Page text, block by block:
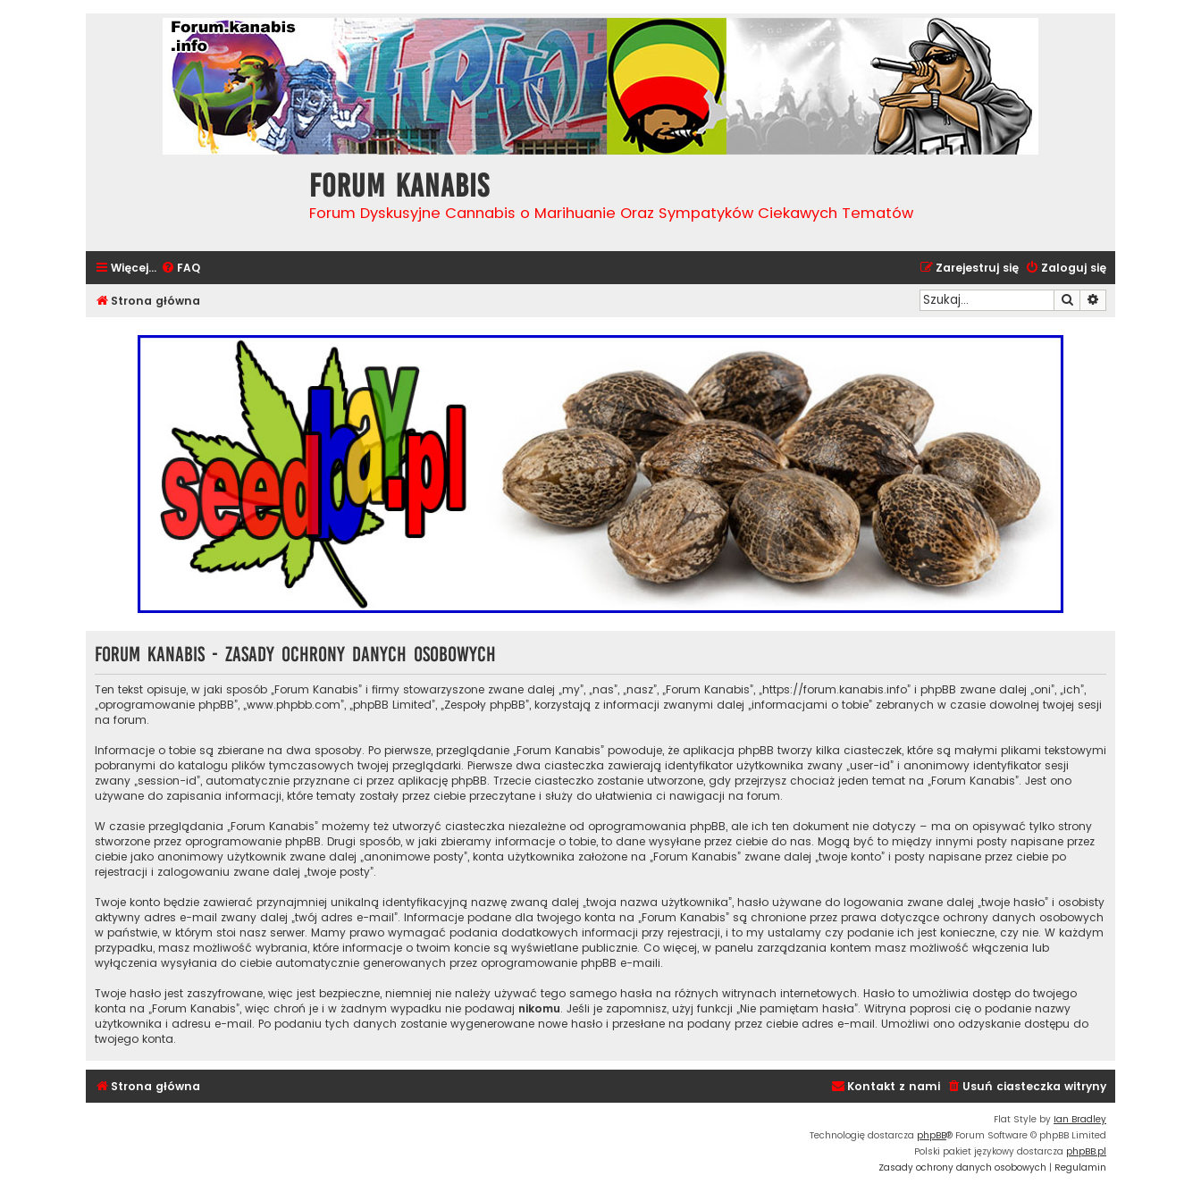
Forum Kanabis
Forum Dyskusyjne Cannabis o Marihuanie Oraz Sympatyków Ciekawych Tematów
Więcej… FAQ Zaloguj się
Zarejestruj się
Strona główna Szukaj
Forum Kanabis - Zasady ochrony danych osobowych
Ten tekst opisuje, w jaki sposób „Forum Kanabis” i firmy stowarzyszone zwane dalej „my”, „nas”, „nasz”, „Forum Kanabis”, „https://forum.kanabis.info” i phpBB zwane dalej „oni”, „ich”,
„oprogramowanie phpBB”, „www.phpbb.com”, „phpBB Limited”, „Zespoły phpBB”, korzystają z informacji zwanymi dalej „informacjami o tobie” zebranych w czasie dowolnej twojej sesji
na forum.
Informacje o tobie są zbierane na dwa sposoby. Po pierwsze, przeglądanie „Forum Kanabis” powoduje, że aplikacja phpBB tworzy kilka ciasteczek, które są małymi plikami tekstowymi
pobranymi do katalogu plików tymczasowych twojej przeglądarki. Pierwsze dwa ciasteczka zawierają identyfikator użytkownika zwany „user-id” i anonimowy identyfikator sesji
zwany „session-id”, automatycznie przyznane ci przez aplikację phpBB. Trzecie ciasteczko zostanie utworzone, gdy przejrzysz chociaż jeden temat na „Forum Kanabis”. Jest ono
używane do zapisania informacji, które tematy zostały przez ciebie przeczytane i służy do ułatwienia ci nawigacji na forum.
W czasie przeglądania „Forum Kanabis” możemy też utworzyć ciasteczka niezależne od oprogramowania phpBB, ale ich ten dokument nie dotyczy – ma on opisywać tylko strony
stworzone przez oprogramowanie phpBB. Drugi sposób, w jaki zbieramy informacje o tobie, to dane wysyłane przez ciebie do nas. Mogą być to między innymi posty napisane przez
ciebie jako anonimowy użytkownik zwane dalej „anonimowe posty”, konta użytkownika założone na „Forum Kanabis” zwane dalej „twoje konto” i posty napisane przez ciebie po
rejestracji i zalogowaniu zwane dalej „twoje posty”.
Twoje konto będzie zawierać przynajmniej unikalną identyfikacyjną nazwę zwaną dalej „twoja nazwa użytkownika”, hasło używane do logowania zwane dalej „twoje hasło” i osobisty
aktywny adres e-mail zwany dalej „twój adres e-mail”. Informacje podane dla twojego konta na „Forum Kanabis” są chronione przez prawa dotyczące ochrony danych osobowych
w państwie, w którym stoi nasz serwer. Mamy prawo wymagać podania dodatkowych informacji przy rejestracji, i to my ustalamy czy podanie ich jest konieczne, czy nie. W każdym
przypadku, masz możliwość wybrania, które informacje o twoim koncie są wyświetlane publicznie. Co więcej, w panelu zarządzania kontem masz możliwość włączenia lub
wyłączenia wysyłania do ciebie automatycznie generowanych przez oprogramowanie phpBB e-maili.
Twoje hasło jest zaszyfrowane, więc jest bezpieczne, niemniej nie należy używać tego samego hasła na różnych witrynach internetowych. Hasło to umożliwia dostęp do twojego
konta na „Forum Kanabis”, więc chroń je i w żadnym wypadku nie podawaj nikomu. Jeśli je zapomnisz, użyj funkcji „Nie pamiętam hasła”. Witryna poprosi cię o podanie nazwy
użytkownika i adresu e-mail. Po podaniu tych danych zostanie wygenerowane nowe hasło i przesłane na podany przez ciebie adres e-mail. Umożliwi ono odzyskanie dostępu do
twojego konta.
Strona główna Usuń ciasteczka witryny
Kontakt z nami
Flat Style by Ian Bradley
Technologię dostarcza phpBB® Forum Software © phpBB Limited
Polski pakiet językowy dostarcza phpBB.pl
Zasady ochrony danych osobowych | Regulamin